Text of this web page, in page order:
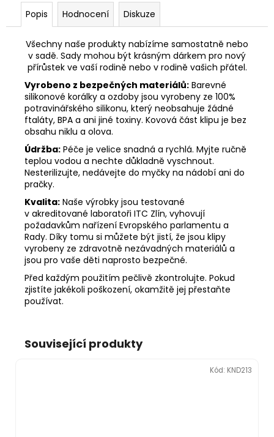
Popis Hodnocení Diskuze
Všechny naše produkty nabízíme samostatně nebo
v sadě. Sady mohou být krásným dárkem pro nový
přírůstek ve vaší rodině nebo v rodině vašich přátel.
Vyrobeno z bezpečných materiálů: Barevné
silikonové korálky a ozdoby jsou vyrobeny ze 100%
potravinářského silikonu, který neobsahuje žádné
ftaláty, BPA a ani jiné toxiny. Kovová část klipu je bez
obsahu niklu a olova.
Údržba: Péče je velice snadná a rychlá. Myjte ručně
teplou vodou a nechte důkladně vyschnout.
Nesterilizujte, nedávejte do myčky na nádobí ani do
pračky.
Kvalita: Naše výrobky jsou testované
v akreditované laboratoři ITC Zlín, vyhovují
požadavkům nařízení Evropského parlamentu a
Rady. Díky tomu si můžete být jistí, že jsou klipy
vyrobeny ze zdravotně nezávadných materiálů a
jsou pro vaše děti naprosto bezpečné.
Před každým použitím pečlivě zkontrolujte. Pokud
zjistíte jakékoli poškození, okamžitě jej přestaňte
používat.
Související produkty
Kód: KND213